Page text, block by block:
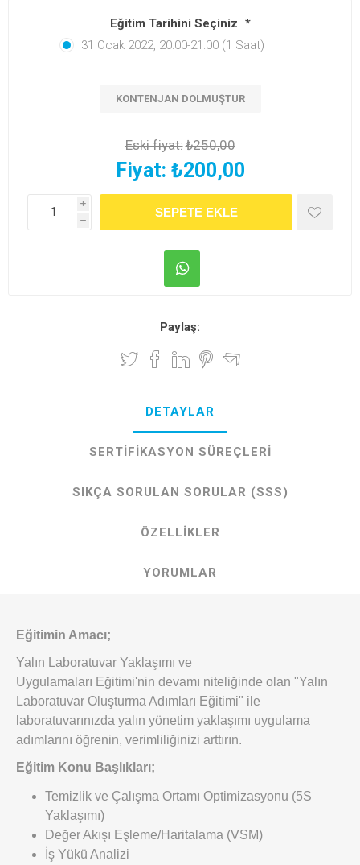
Eğitim Tarihini Seçiniz *
31 Ocak 2022, 20:00-21:00 (1 Saat)
KONTENJAN DOLMUŞTUR
Eski fiyat:₺250,00
Fiyat: ₺200,00
i
h
Paylaş:
DETAYLAR
SERTIFIKASYON SÜREÇLERI
SIKÇA SORULAN SORULAR (SSS)
ÖZELLIKLER
YORUMLAR
Eğitimin Amacı;
Yalın Laboratuvar Yaklaşımı ve
Uygulamaları Eğitimi'nin devamı niteliğinde olan "Yalın
Laboratuvar Oluşturma Adımları Eğitimi" ile
laboratuvarınızda yalın yönetim yaklaşımı uygulama
adımlarını öğrenin, verimliliğinizi arttırın.
Eğitim Konu Başlıkları;
Temizlik ve Çalışma Ortamı Optimizasyonu (5S
Yaklaşımı)
Değer Akışı Eşleme/Haritalama (VSM)
İş Yükü Analizi